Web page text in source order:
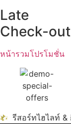
Late
Check-out
หน้ารวมโปรโมชั่น
รีสอร์ทไฮไลท์ &